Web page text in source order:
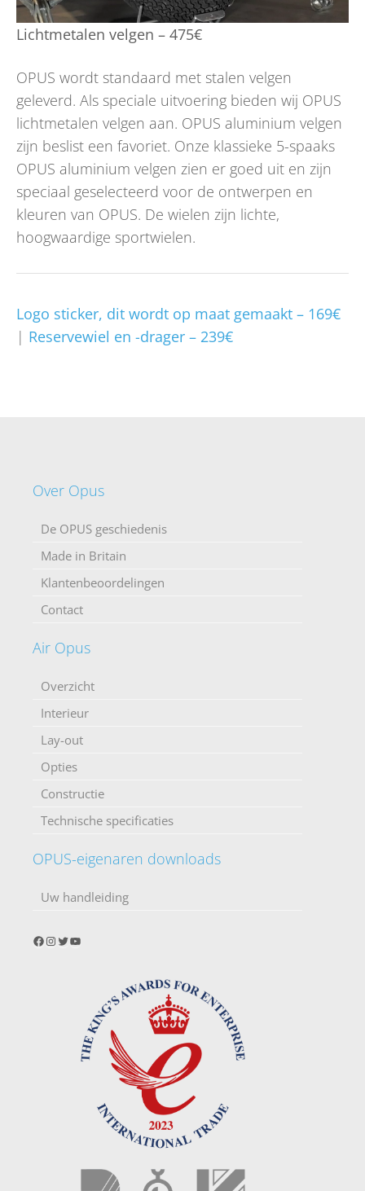
Lichtmetalen velgen – 475€
OPUS wordt standaard met stalen velgen
geleverd. Als speciale uitvoering bieden wij OPUS
lichtmetalen velgen aan. OPUS aluminium velgen
zijn beslist een favoriet. Onze klassieke 5-spaaks
OPUS aluminium velgen zien er goed uit en zijn
speciaal geselecteerd voor de ontwerpen en
kleuren van OPUS. De wielen zijn lichte,
hoogwaardige sportwielen.
Logo sticker, dit wordt op maat gemaakt – 169€
| Reservewiel en -drager – 239€
Over Opus
De OPUS geschiedenis
Made in Britain
Klantenbeoordelingen
Contact
Air Opus
Overzicht
Interieur
Lay-out
Opties
Constructie
Technische specificaties
OPUS-eigenaren downloads
Uw handleiding
Facebook
Instagram
Twitter